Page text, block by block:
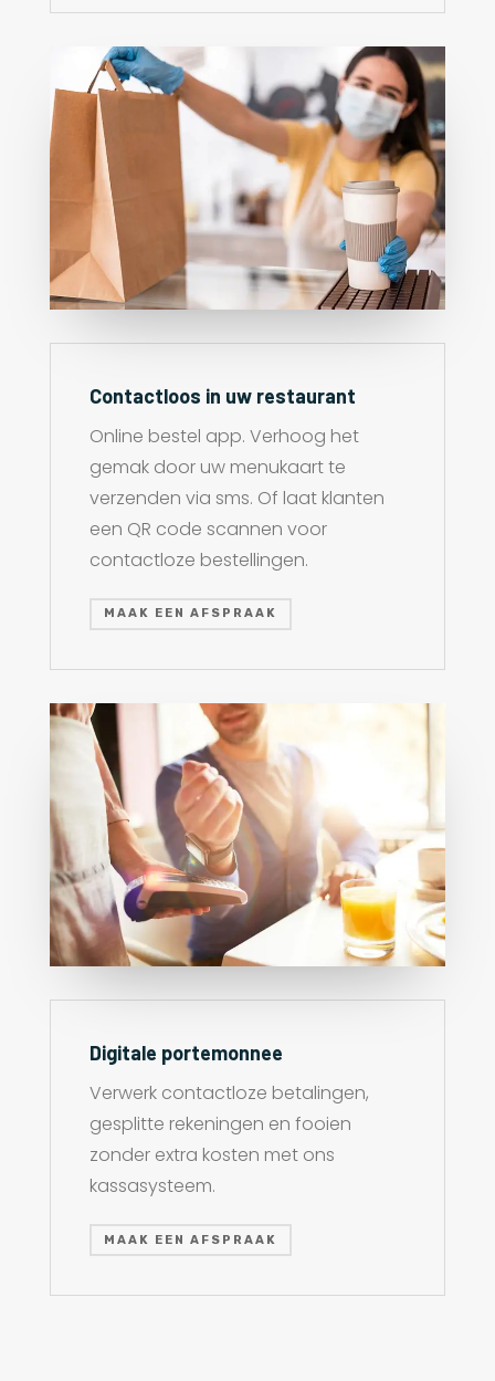
Contactloos in uw restaurant
Online bestel app. Verhoog het
gemak door uw menukaart te
verzenden via sms. Of laat klanten
een QR code scannen voor
contactloze bestellingen.
MAAK EEN AFSPRAAK
Digitale portemonnee
Verwerk contactloze betalingen,
gesplitte rekeningen en fooien
zonder extra kosten met ons
kassasysteem.
MAAK EEN AFSPRAAK